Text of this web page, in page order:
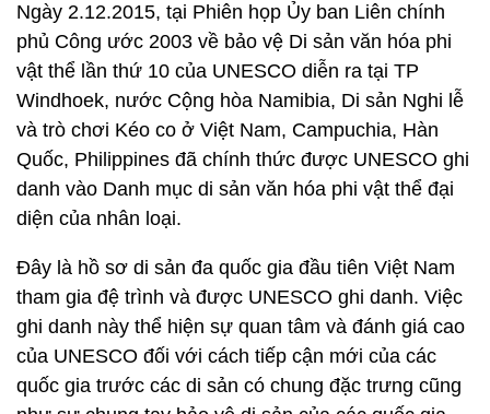
Ngày 2.12.2015, tại Phiên họp Ủy ban Liên chính
phủ Công ước 2003 về bảo vệ Di sản văn hóa phi
vật thể lần thứ 10 của UNESCO diễn ra tại TP
Windhoek, nước Cộng hòa Namibia, Di sản Nghi lễ
và trò chơi Kéo co ở Việt Nam, Campuchia, Hàn
Quốc, Philippines đã chính thức được UNESCO ghi
danh vào Danh mục di sản văn hóa phi vật thể đại
diện của nhân loại.
Đây là hồ sơ di sản đa quốc gia đầu tiên Việt Nam
tham gia đệ trình và được UNESCO ghi danh. Việc
ghi danh này thể hiện sự quan tâm và đánh giá cao
của UNESCO đối với cách tiếp cận mới của các
quốc gia trước các di sản có chung đặc trưng cũng